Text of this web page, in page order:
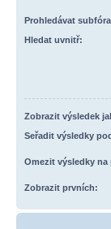
Prohledávat
Hledat uvnitř:
Zobrazit výsledek
Seřadit výsledky
Omezit výsledky na
Zobrazit prvních: